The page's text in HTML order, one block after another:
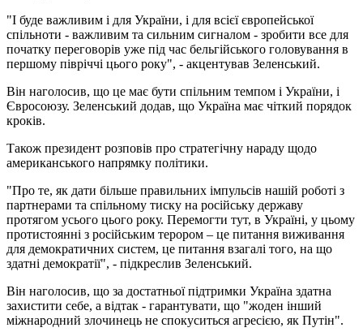
"І буде важливим і для України, і для всієї європейської
спільноти - важливим та сильним сигналом - зробити все для
початку переговорів уже під час бельгійського головування в
першому півріччі цього року", - акцентував Зеленський.
Він наголосив, що це має бути спільним темпом і України, і
Євросоюзу. Зеленський додав, що Україна має чіткий порядок
кроків.
Також президент розповів про стратегічну нараду щодо
американського напрямку політики.
"Про те, як дати більше правильних імпульсів нашій роботі з
партнерами та спільному тиску на російську державу
протягом усього цього року. Перемогти тут, в Україні, у цьому
протистоянні з російським терором – це питання виживання
для демократичних систем, це питання взагалі того, на що
здатні демократії", - підкреслив Зеленський.
Він наголосив, що за достатньої підтримки Україна здатна
захистити себе, а відтак - гарантувати, що "жоден інший
міжнародний злочинець не спокуситься агресією, як Путін".